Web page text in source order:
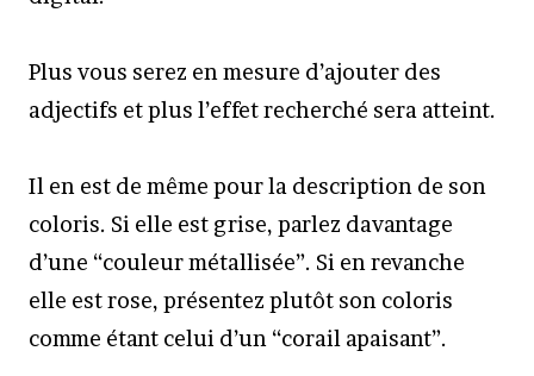
Plus vous serez en mesure d’ajouter des
adjectifs et plus l’effet recherché sera atteint.
Il en est de même pour la description de son
coloris. Si elle est grise, parlez davantage
d’une “couleur métallisée”. Si en revanche
elle est rose, présentez plutôt son coloris
comme étant celui d’un “corail apaisant”.